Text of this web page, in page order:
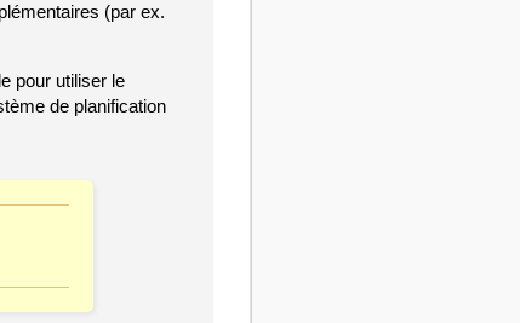
(par ex.
pour utiliser le
de planification